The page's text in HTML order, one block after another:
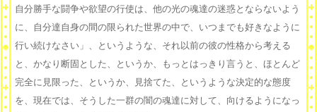
自分勝手な闘争や欲望の行使は、他の光の魂達の迷惑とならないよう
に、自分達自身の間の限られた世界の中で、いつまでも好きなように
行い続けなさい」、というような、それ以前の彼の性格から考える
と、かなり断固とした、というか、もっとはっきり言うと、ほとんど
完全に見限った、というか、見捨てた、というような決定的な態度
を、現在では、そうした一群の闇の魂達に対して、向けるようになっ